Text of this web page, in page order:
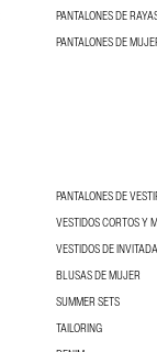
PANTALONES DE
PANTALONES DE
PANTALONES DE
VESTIDOS CORTOS Y
VESTIDOS DE
BLUSAS DE MUJER
SUMMER SETS
TAILORING